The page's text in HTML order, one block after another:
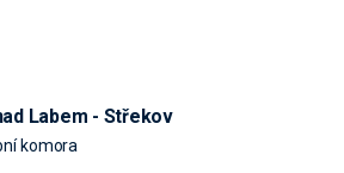
Labem - Střekov
komora